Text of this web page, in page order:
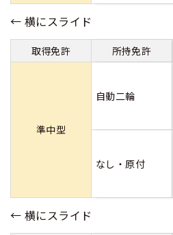
取得免許 所持免許
準中型
自動二輪
なし・原付